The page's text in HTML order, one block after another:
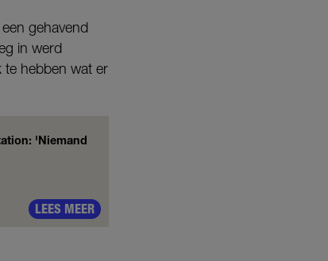
gehavend
in werd
te hebben wat er
'Niemand
LEES MEER